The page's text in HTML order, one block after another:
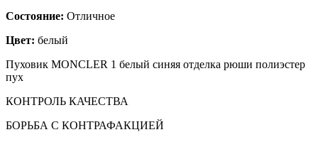
Состояние: Отличное
Цвет: белый
Пуховик MONCLER 1 белый синяя отделка рюши полиэстер
пух
КОНТРОЛЬ КАЧЕСТВА
БОРЬБА С КОНТРАФАКЦИЕЙ